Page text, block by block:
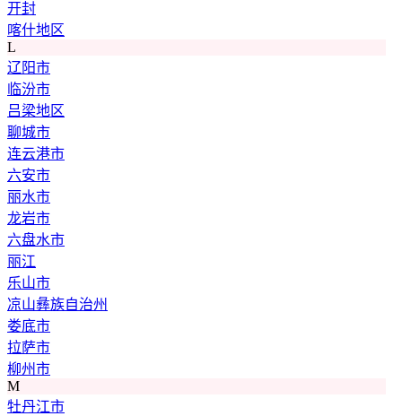
开封
喀什地区
L
辽阳市
临汾市
吕梁地区
聊城市
连云港市
六安市
丽水市
龙岩市
六盘水市
丽江
乐山市
凉山彝族自治州
娄底市
拉萨市
柳州市
M
牡丹江市